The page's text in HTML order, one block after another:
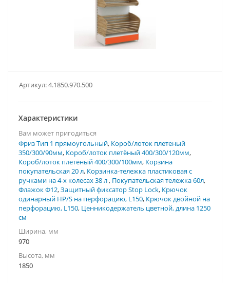
Артикул:4.1850.970.500
Характеристики
Вам может пригодиться
Фриз Тип 1 прямоугольный, Короб/лоток плетеный
350/300/90мм, Короб/лоток плетёный 400/300/120мм,
Короб/лоток плетёный 400/300/100мм, Корзина
покупательская 20 л, Корзинка-тележка пластиковая с
ручками на 4-х колесах 38 л, Покупательская тележка 60л,
Флажок Ф12,Защитный фиксатор Stop Lock, Крючок
одинарный HP/S на перфорацию, L150, Крючок двойной на
перфорацию, L150, Ценникодержатель цветной, длина 1250
см
Ширина, мм
970
Высота, мм
1850